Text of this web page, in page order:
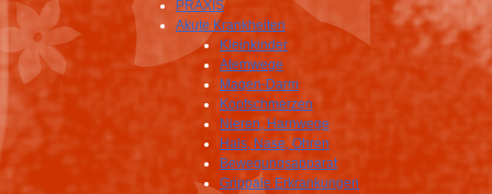
PRAXIS
Akute Krankheiten
Kleinkinder
Atemwege
Magen-Darm
Kopfschmerzen
Nieren, Harnwege
Hals, Nase, Ohren
Bewegungsapparat
Grippale Erkrankungen